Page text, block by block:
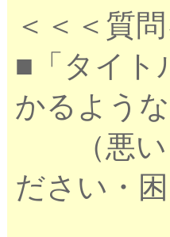
＜＜＜質
■「タイト
かるよう
（悪い
ださい・